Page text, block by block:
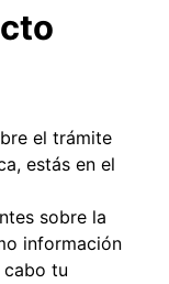
el trámite
estás en el
sobre la
información
cabo tu